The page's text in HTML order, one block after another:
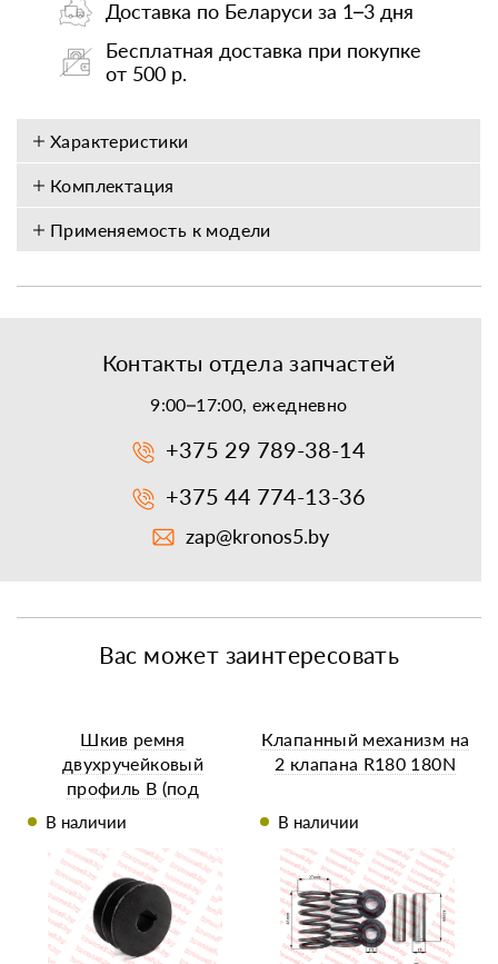
Доставка по Беларуси за 1–3 дня
Бесплатная доставка при покупке
от 500 р.
Характеристики
Комплектация
Применяемость к модели
Контакты отдела запчастей
9:00–17:00, ежедневно
+375 29 789-38-14
+375 44 774-13-36
zap@kronos5.by
Вас может заинтересовать
Шкив ремня
двухручейковый
профиль В (под
В наличии
Клапанный механизм на
2 клапана R180 180N
В наличии